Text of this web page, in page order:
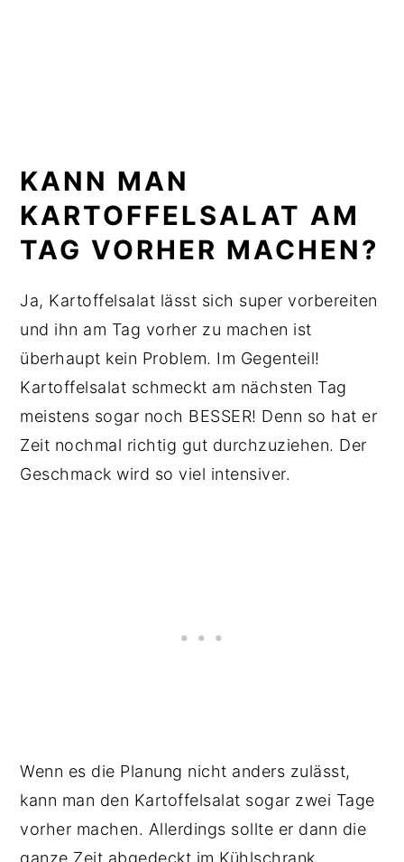
KANN MAN
KARTOFFELSALAT AM
TAG VORHER MACHEN?
Ja, Kartoffelsalat lässt sich super vorbereiten
und ihn am Tag vorher zu machen ist
überhaupt kein Problem. Im Gegenteil!
Kartoffelsalat schmeckt am nächsten Tag
meistens sogar noch BESSER! Denn so hat er
Zeit nochmal richtig gut durchzuziehen. Der
Geschmack wird so viel intensiver.
Wenn es die Planung nicht anders zulässt,
kann man den Kartoffelsalat sogar zwei Tage
vorher machen. Allerdings sollte er dann die
ganze Zeit abgedeckt im Kühlschrank